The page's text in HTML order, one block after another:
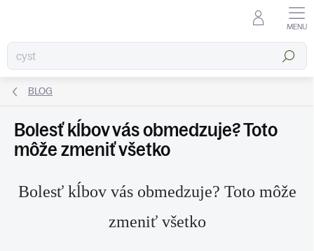
Hľadať
BLOG
Bolesť kĺbov vás obmedzuje? Toto
môže zmeniť všetko
Bolesť kĺbov vás obmedzuje? Toto môže
zmeniť všetko